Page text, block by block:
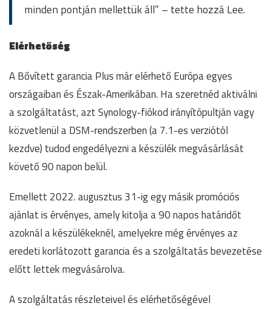
minden pontján mellettük áll” – tette hozzá Lee.
Elérhetőség
A Bővített garancia Plus már elérhető Európa egyes
országaiban és Észak-Amerikában. Ha szeretnéd aktiválni
a szolgáltatást, azt Synology-fiókod irányítópultján vagy
közvetlenül a DSM-rendszerben (a 7.1-es verziótól
kezdve) tudod engedélyezni a készülék megvásárlását
követő 90 napon belül.
Emellett 2022. augusztus 31-ig egy másik promóciós
ajánlat is érvényes, amely kitolja a 90 napos határidőt
azoknál a készülékeknél, amelyekre még érvényes az
eredeti korlátozott garancia és a szolgáltatás bevezetése
előtt lettek megvásárolva.
A szolgáltatás részleteivel és elérhetőségével